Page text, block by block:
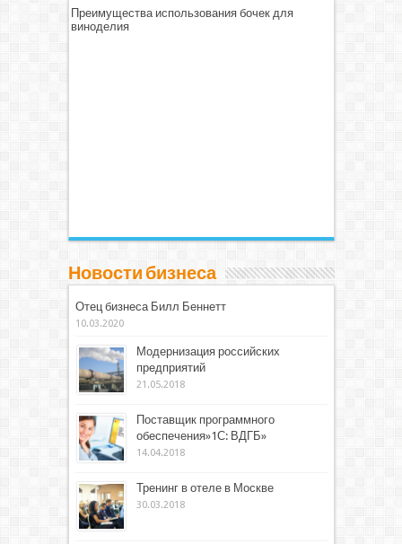
Преимущества использования бочек для
виноделия
Новости бизнеса
Отец бизнеса Билл Беннетт
10.03.2020
Модернизация российских
предприятий
21.05.2018
Поставщик программного
обеспечения»1С: ВДГБ»
14.04.2018
Тренинг в отеле в Москве
30.03.2018